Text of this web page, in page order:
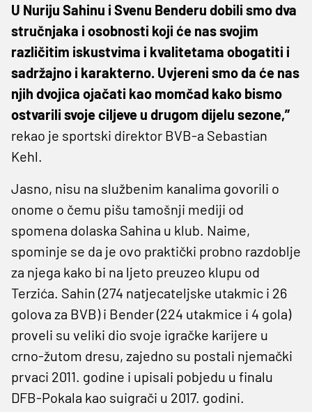
U Nuriju Sahinu i Svenu Benderu dobili smo dva
stručnjaka i osobnosti koji će nas svojim
različitim iskustvima i kvalitetama obogatiti i
sadržajno i karakterno. Uvjereni smo da će nas
njih dvojica ojačati kao momčad kako bismo
ostvarili svoje ciljeve u drugom dijelu sezone,”
rekao je sportski direktor BVB-a Sebastian
Kehl.
Jasno, nisu na službenim kanalima govorili o
onome o čemu pišu tamošnji mediji od
spomena dolaska Sahina u klub. Naime,
spominje se da je ovo praktički probno razdoblje
za njega kako bi na ljeto preuzeo klupu od
Terzića. Sahin (274 natjecateljske utakmic i 26
golova za BVB) i Bender (224 utakmice i 4 gola)
proveli su veliki dio svoje igračke karijere u
crno-žutom dresu, zajedno su postali njemački
prvaci 2011. godine i upisali pobjedu u finalu
DFB-Pokala kao suigrači u 2017. godini.